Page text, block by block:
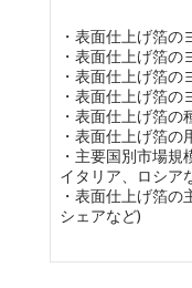
・表面仕上げ箔
・表面仕上げ箔の
・表面仕上げ箔
・表面仕上げ箔の
・表面仕上げ箔の
・表面仕上げ箔の
・主要国別市場規
イタリア、ロシア
・表面仕上げ箔
シェアなど)